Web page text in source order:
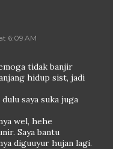
6:09 AM
tidak banjir
hidup sist, jadi
saya suka juga
wel, hehe
Saya bantu
diguuyur hujan lagi.